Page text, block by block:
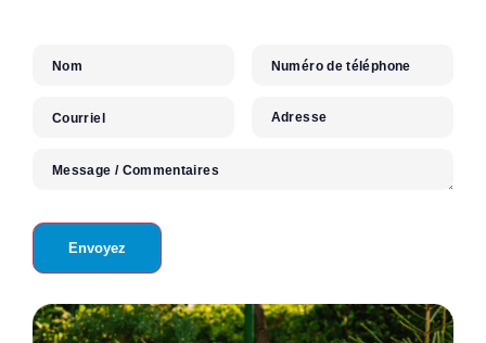
Nom Numéro de téléphone
Courriel Adresse
Message / Commentaires
Envoyez